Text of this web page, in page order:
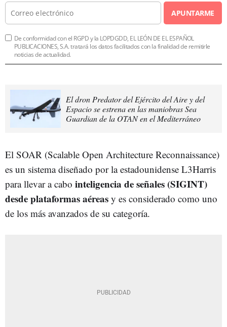
APUNTARME
De conformidad con el RGPD y la LOPDGDD, EL LEÓN DE EL ESPAÑOL
PUBLICACIONES, S.A. tratará los datos facilitados con la finalidad de remitirle
noticias de actualidad.
El dron Predator del Ejército del Aire y del
Espacio se estrena en las maniobras Sea
Guardian de la OTAN en el Mediterráneo
El SOAR (Scalable Open Architecture Reconnaissance)
es un sistema diseñado por la estadounidense L3Harris
para llevar a cabo inteligencia de señales (SIGINT)
desde plataformas aéreas y es considerado como uno
de los más avanzados de su categoría.